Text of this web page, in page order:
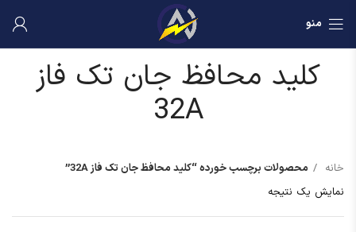
منو
کلید محافظ جان تک فاز
32A
خانه
محصولات برچسب خورده “کلید محافظ جان تک فاز 32A”
نمایش یک نتیجه